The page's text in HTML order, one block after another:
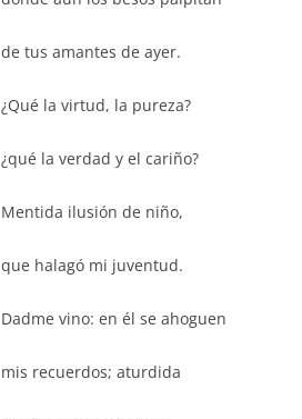
de tus amantes de ayer.
¿Qué la virtud, la pureza?
¿qué la verdad y el cariño?
Mentida ilusión de niño,
que halagó mi juventud.
Dadme vino: en él se ahoguen
mis recuerdos; aturdida